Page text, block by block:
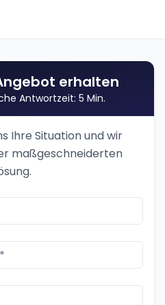
erhalten
Antwortzeit: 5 Min.
Ihre Situation und wir
maßgeschneiderten